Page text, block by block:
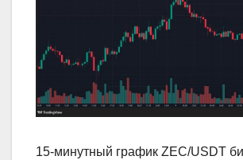
15-минутный график ZEC/USDT